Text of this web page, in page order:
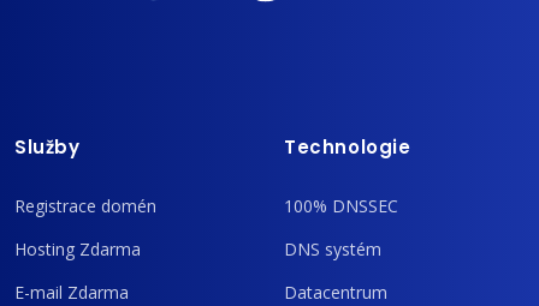
Služby
Registrace domén
Hosting Zdarma
E-mail Zdarma
Technologie
100% DNSSEC
DNS systém
Datacentrum